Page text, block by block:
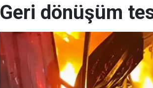
Geri dönüşüm